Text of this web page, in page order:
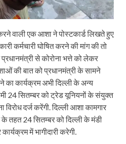
वाली एक आशा ने पोस्टकार्ड लिखते हुए
कर्मचारी घोषित करने की मांग की तो
से कोरोना भत्ते को लेकर
की बात को प्रधानमंत्री के सामने
का कार्यक्रम अभी दिल्ली के अन्य
24 सितम्बर को ट्रेड यूनियनों के संयुक्त
दर्ज करेंगी. दिल्ली आशा कामगार
के तहत 24 सितम्बर को दिल्ली के मंडी
में भागीदारी करेगी.